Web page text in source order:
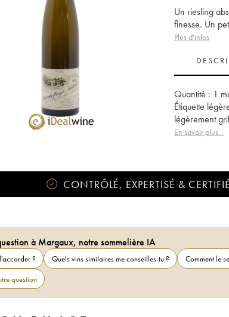
Un riesling
finesse. Un
Plus d'infos
Quantité : 1
Étiquette
légèrement
TVA
En savoir plus...
CONTRÔLÉ, EXPERTISÉ &
à Margaux, notre sommelière IA
? Quels vins similaires me conseilles-tu ? Comment le
question